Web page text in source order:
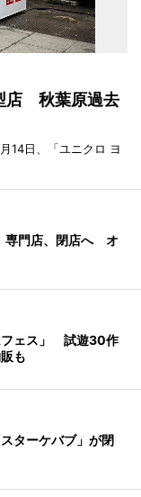
店 秋葉原過去
14日、「ユニクロ ヨ
専門店、閉店へ オ
フェス」 試遊30作
も
ターケバブ」が閉